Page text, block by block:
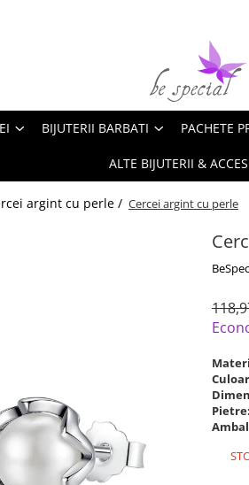
BIJUTERII BARBATI PACHETE
ALTE BIJUTERII &
argint cu perle / Cercei argint cu perle
Pietre: